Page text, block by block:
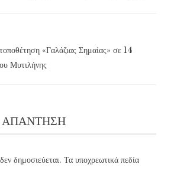
«Γαλάζιας Σημαίας» σε 14
Μυτιλήνης
ΑΠΆΝΤΗΣΗ
δημοσιεύεται. Τα υποχρεωτικά πεδία